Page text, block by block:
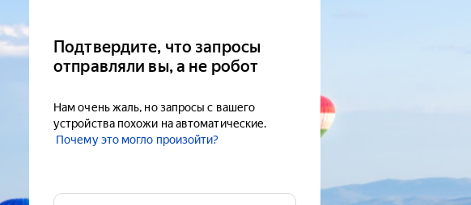
Подтвердите, что запросы
отправляли вы, а не робот
Нам очень жаль, но запросы с вашего
устройства похожи на автоматические.
Почему это могло произойти?